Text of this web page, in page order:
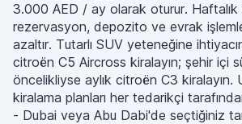
3.000 AED / ay olarak oturur. Haftalık
rezervasyon, depozito ve evrak
azaltır. Tutarlı SUV yeteneğine
citroën C5 Aircross kiralayın; şehir içi
öncelikliyse aylık citroën C3 kiralayın.
kiralama planları her tedarikçi
- Dubai veya Abu Dabi'de seçtiğiniz